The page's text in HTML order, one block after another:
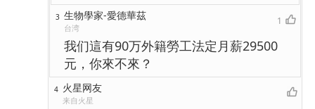
3 生物學家-愛德華茲
台湾
1
我们這有90万外籍勞工法定月薪29500
元，你來不來？
4 火星网友
来自火星